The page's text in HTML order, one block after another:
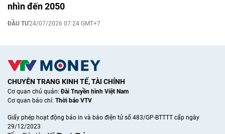
nhìn đến 2050
ĐẦU TƯ24/07/2026 07:24 GMT+7
CHUYÊN TRANG KINH TẾ, TÀI CHÍNH
Cơ quan chủ quản:Đài Truyền hình Việt Nam
Cơ quan báo chí: Thời báo VTV
Giấy phép hoạt động báo in và báo điện tử số 483/GP-BTTTT cấp ngày
29/12/2023